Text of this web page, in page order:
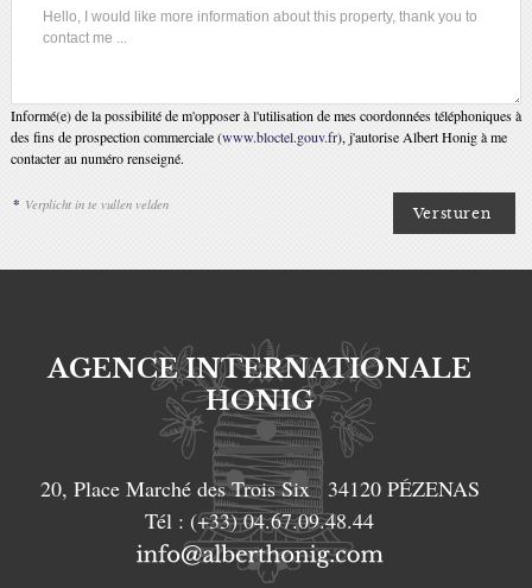
Informé(e) de la possibilité de m'opposer à l'utilisation de mes coordonnées téléphoniques à
des fins de prospection commerciale (www.bloctel.gouv.fr), j'autorise Albert Honig à me
contacter au numéro renseigné.
* Verplicht in te vullen velden
AGENCE INTERNATIONALE
HONIG
20, Place Marché des Trois Six 34120 PÉZENAS
Tél : (+33) 04.67.09.48.44